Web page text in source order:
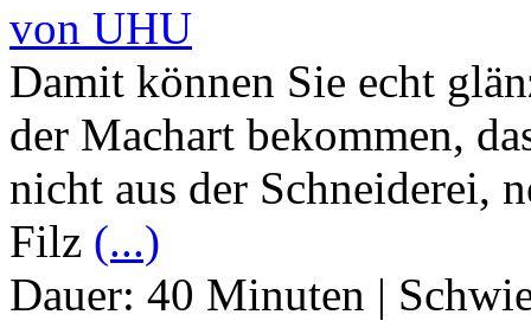
von UHU
Damit können Sie echt
der Machart bekommen,
nicht aus der Schneiderei,
Filz (...)
Dauer: 40 Minuten |